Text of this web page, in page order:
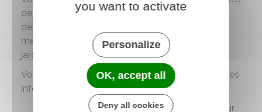
de services à la personne pour lesquels les
dépenses ont été effectuées (par exemple,
ménage, garde d'enfant, petits travaux de
jardinage).
Vous devez aussi indiquer, selon votre situation, les
informations suivantes :
Organisme que vous avez rémunéré pour
you want to activate
Personalize
OK, accept all
Deny all cookies